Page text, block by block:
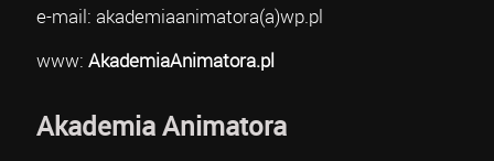
e-mail: akademiaanimatora(a)wp.pl
www: AkademiaAnimatora.pl
Akademia Animatora